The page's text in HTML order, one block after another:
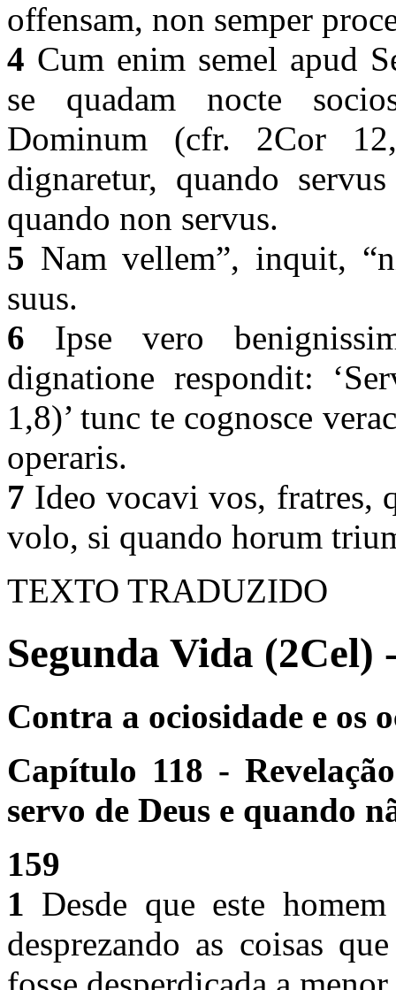
offensam, non semper
4 Cum enim semel apud
se quadam nocte
Dominum (cfr. 2Cor
dignaretur, quando
quando non servus.
5 Nam vellem”, inquit,
suus.
6 Ipse vero
dignatione respondit:
1,8)’ tunc te cognosce
operaris.
7 Ideo vocavi vos, fratres,
volo, si quando horum
TEXTO TRADUZIDO
Segunda Vida (2Cel)
Contra a ociosidade e os
Capítulo 118 -
servo de Deus e quando
159
1 Desde que este
desprezando as coisas